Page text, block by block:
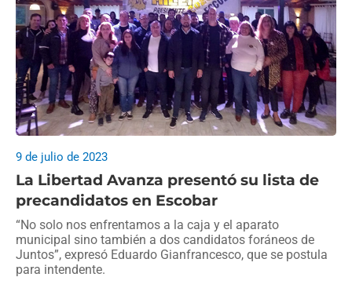
La Libertad Avanza presentó su lista de
precandidatos en Escobar
9 de julio de 2023
“No solo nos enfrentamos a la caja y el aparato
municipal sino también a dos candidatos foráneos de
Juntos”, expresó Eduardo Gianfrancesco, que se postula
para intendente.